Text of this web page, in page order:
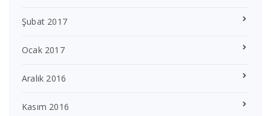
Şubat 2017
Ocak 2017
Aralık 2016
Kasım 2016